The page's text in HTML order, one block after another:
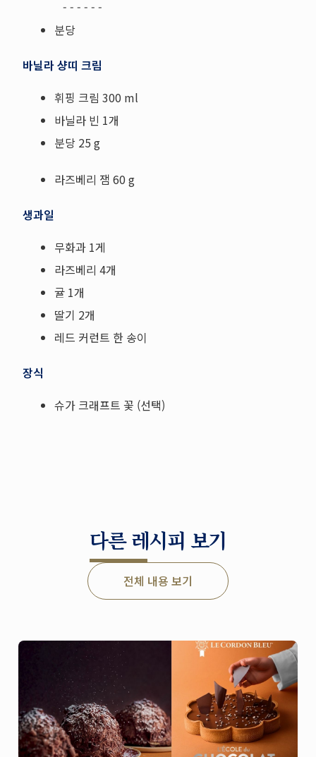
- - - - - -
분당
바닐라 샹띠 크림
휘핑 크림 300 ml
바닐라 빈 1개
분당 25 g
라즈베리 잼 60 g
생과일
무화과 1게
라즈베리 4개
귤 1개
딸기 2개
레드 커런트 한 송이
장식
슈가 크래프트 꽃 (선택)
다른 레시피 보기
전체 내용 보기